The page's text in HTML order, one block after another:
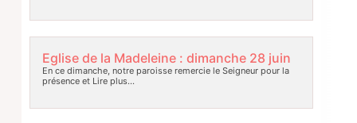
Eglise de la Madeleine : dimanche 28 juin
En ce dimanche, notre paroisse remercie le Seigneur pour la
présence etLire plus…